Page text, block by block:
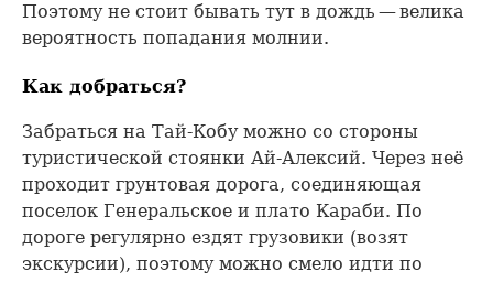
Поэтому не стоит бывать тут в дождь — велика
вероятность попадания молнии.
Как добраться?
Забраться на Тай-Кобу можно со стороны
туристической стоянки Ай-Алексий. Через неё
проходит грунтовая дорога, соединяющая
поселок Генеральское и плато Караби. По
дороге регулярно ездят грузовики (возят
экскурсии), поэтому можно смело идти по